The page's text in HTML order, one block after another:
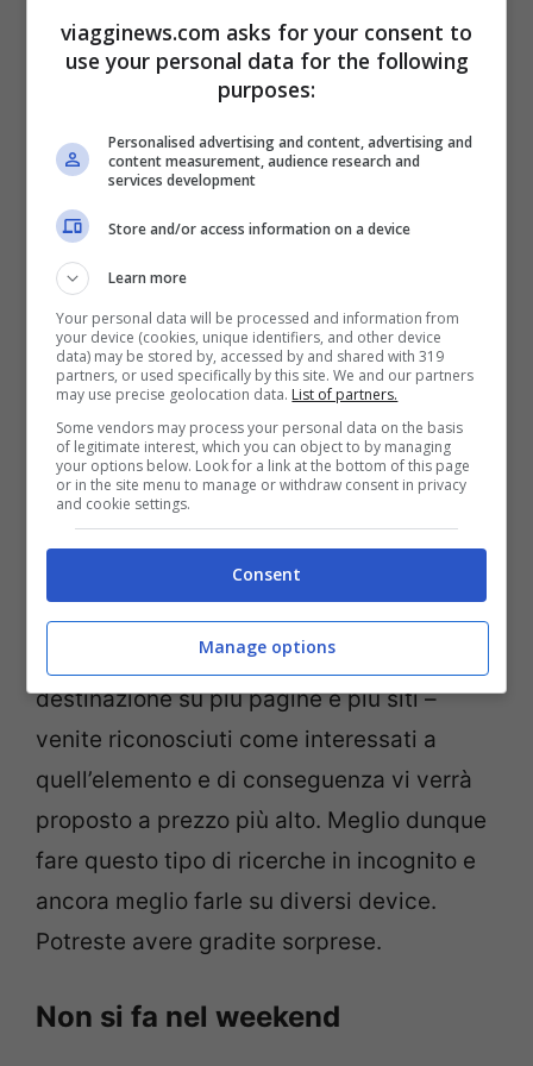
Ora che sapete come comportarvi
quali sono i tre trucchi geniali per
risparmiare sui voli aerei
Ricerca in incognito
mai nel weekend
separate andata e ritorno
Fare ricerca in incognito per i
voli
No, non si tratta di andare in giro vestiti
con l’impermeabile e gli occhiali da sole.
Semplicemente quando ricercate il prezzo
di un volo – e ricercherete per la stessa
destinazione su più pagine e più siti –
venite riconosciuti come interessati a
quell’elemento e di conseguenza vi verrà
proposto a prezzo più alto. Meglio dunque
fare questo tipo di ricerche in incognito e
ancora meglio farle su diversi device.
Potreste avere gradite sorprese.
Non si fa nel weekend
viagginews.com asks for your consent to
use your personal data for the following
purposes:
Personalised advertising and content, advertising and
content measurement, audience research and
services development
Store and/or access information on a device
Learn more
Your personal data will be processed and information from
your device (cookies, unique identifiers, and other device
data) may be stored by, accessed by and shared with 319
partners, or used specifically by this site. We and our partners
may use precise geolocation data. List of partners.
Some vendors may process your personal data on the basis
of legitimate interest, which you can object to by managing
your options below. Look for a link at the bottom of this page
or in the site menu to manage or withdraw consent in privacy
and cookie settings.
Consent
Manage options